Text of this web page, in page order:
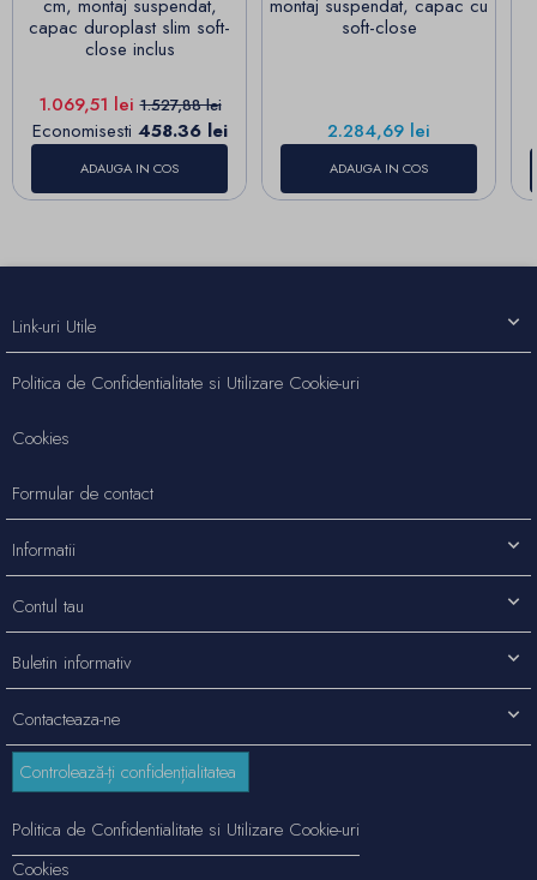
cm, montaj suspendat,
capac duroplast slim soft-
close inclus
Pret
1.069,51 leiPret de baza
1.527,88 lei
Economisesti 458.36 lei
ADAUGA IN COS
montaj suspendat, capac cu
soft-close
Pret
2.284,69 lei
ADAUGA IN COS
Contacteaza-ne
Link-uri Utile
Politica de Confidentialitate si Utilizare Cookie-uri
Cookies
Formular de contact
Informatii
Contul tau
Buletin informativ
Controlează-ți confidențialitatea
Politica de Confidentialitate si Utilizare Cookie-uri
Cookies